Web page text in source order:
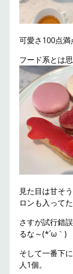
可愛さ100点満
フード系とは
見た目は甘そ
ロンも入ってた
さすが試行錯
るな～(*´ω｀)
そして一番下
人1個。